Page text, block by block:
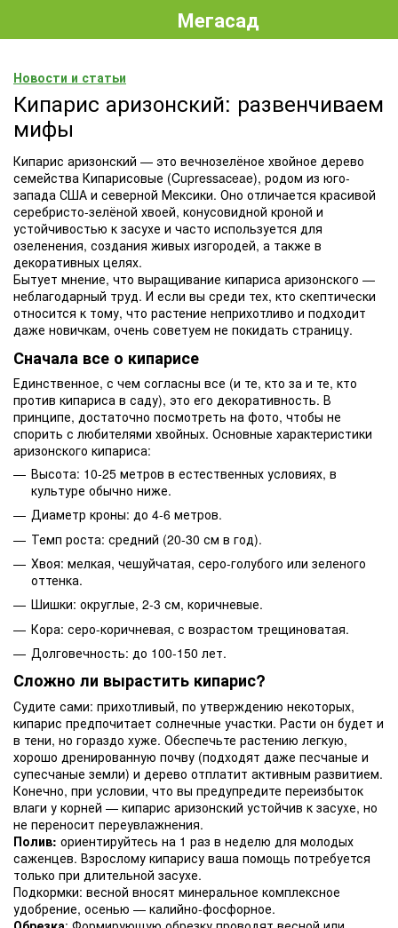
Мегасад
Новости и статьи
Кипарис аризонский: развенчиваем
мифы
Кипарис аризонский — это вечнозелёное хвойное дерево
семейства Кипарисовые (Cupressaceae), родом из юго-
запада США и северной Мексики. Оно отличается красивой
серебристо-зелёной хвоей, конусовидной кроной и
устойчивостью к засухе и часто используется для
озеленения, создания живых изгородей, а также в
декоративных целях.
Бытует мнение, что выращивание кипариса аризонского —
неблагодарный труд. И если вы среди тех, кто скептически
относится к тому, что растение неприхотливо и подходит
даже новичкам, очень советуем не покидать страницу.
Сначала все о кипарисе
Единственное, с чем согласны все (и те, кто за и те, кто
против кипариса в саду), это его декоративность. В
принципе, достаточно посмотреть на фото, чтобы не
спорить с любителями хвойных. Основные характеристики
аризонского кипариса:
Высота: 10-25 метров в естественных условиях, в
культуре обычно ниже.
Диаметр кроны: до 4-6 метров.
Темп роста: средний (20-30 см в год).
Хвоя: мелкая, чешуйчатая, серо-голубого или зеленого
оттенка.
Шишки: округлые, 2-3 см, коричневые.
Кора: серо-коричневая, с возрастом трещиноватая.
Долговечность: до 100-150 лет.
Сложно ли вырастить кипарис?
Судите сами: прихотливый, по утверждению некоторых,
кипарис предпочитает солнечные участки. Расти он будет и
в тени, но гораздо хуже. Обеспечьте растению легкую,
хорошо дренированную почву (подходят даже песчаные и
супесчаные земли) и дерево отплатит активным развитием.
Конечно, при условии, что вы предупредите переизбыток
влаги у корней — кипарис аризонский устойчив к засухе, но
не переносит переувлажнения.
Полив: ориентируйтесь на 1 раз в неделю для молодых
саженцев. Взрослому кипарису ваша помощь потребуется
только при длительной засухе.
Подкормки: весной вносят минеральное комплексное
удобрение, осенью — калийно-фосфорное.